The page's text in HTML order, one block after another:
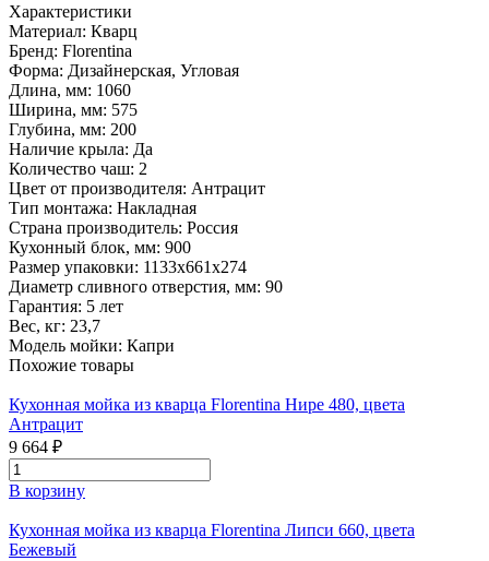
Характеристики
Материал: Кварц
Бренд: Florentina
Форма: Дизайнерская, Угловая
Длина, мм: 1060
Ширина, мм: 575
Глубина, мм: 200
Наличие крыла: Да
Количество чаш: 2
Цвет от производителя: Антрацит
Тип монтажа: Накладная
Страна производитель: Россия
Кухонный блок, мм: 900
Размер упаковки: 1133х661х274
Диаметр сливного отверстия, мм: 90
Гарантия: 5 лет
Вес, кг: 23,7
Модель мойки: Капри
Похожие товары
Кухонная мойка из кварца Florentina Нире 480, цвета
Антрацит
9 664 ₽
В корзину
Кухонная мойка из кварца Florentina Липси 660, цвета
Бежевый